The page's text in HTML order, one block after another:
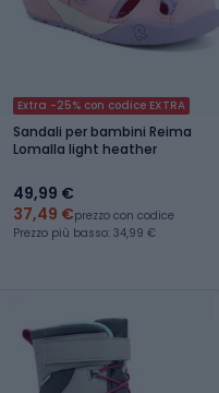
Extra -25% con codice EXTRA
Sandali per bambini Reima
Lomalla light heather
49,99 €
37,49 €prezzo con codice
Prezzo più basso: 34,99 €